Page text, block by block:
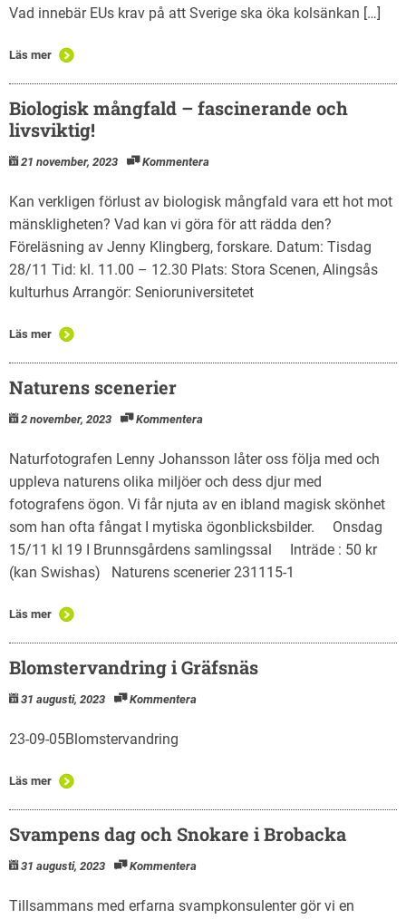
Vad innebär EUs krav på att Sverige ska öka kolsänkan […]
Läs mer
Biologisk mångfald – fascinerande och
livsviktig!
21 november, 2023 Kommentera
Kan verkligen förlust av biologisk mångfald vara ett hot mot
mänskligheten? Vad kan vi göra för att rädda den?
Föreläsning av Jenny Klingberg, forskare. Datum: Tisdag
28/11 Tid: kl. 11.00 – 12.30 Plats: Stora Scenen, Alingsås
kulturhus Arrangör: Senioruniversitetet
Läs mer
Naturens scenerier
2 november, 2023 Kommentera
Naturfotografen Lenny Johansson låter oss följa med och
uppleva naturens olika miljöer och dess djur med
fotografens ögon. Vi får njuta av en ibland magisk skönhet
som han ofta fångat I mytiska ögonblicksbilder. Onsdag
15/11 kl 19 I Brunnsgårdens samlingssal Inträde : 50 kr
(kan Swishas) Naturens scenerier 231115-1
Läs mer
Blomstervandring i Gräfsnäs
31 augusti, 2023 Kommentera
23-09-05Blomstervandring
Läs mer
Svampens dag och Snokare i Brobacka
31 augusti, 2023 Kommentera
Tillsammans med erfarna svampkonsulenter gör vi en